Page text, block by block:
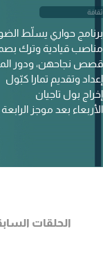
ثقافة
برنامج حواري يسلّط
مناصب قيادية وترك
قصص نجاحهن، ودور
إعداد وتقديم تمارا كبّول
إخراج بول تاجيان
الأربعاء بعد موجز الرابعة
الحلقات